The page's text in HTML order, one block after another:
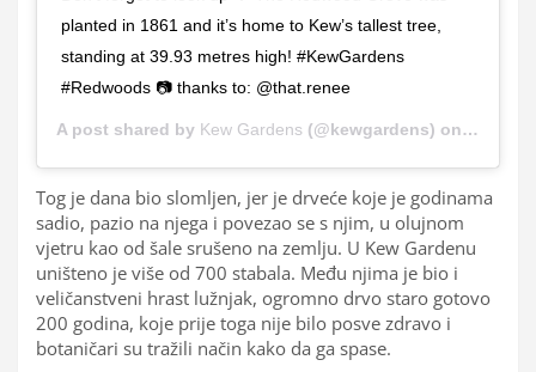
planted in 1861 and it’s home to Kew’s tallest tree,
standing at 39.93 metres high! #KewGardens
#Redwoods 📷 thanks to: @that.renee
A post shared by Kew Gardens (@kewgardens) on Jul 10,
Tog je dana bio slomljen, jer je drveće koje je godinama
sadio, pazio na njega i povezao se s njim, u olujnom
vjetru kao od šale srušeno na zemlju. U Kew Gardenu
uništeno je više od 700 stabala. Među njima je bio i
veličanstveni hrast lužnjak, ogromno drvo staro gotovo
200 godina, koje prije toga nije bilo posve zdravo i
botaničari su tražili način kako da ga spase.